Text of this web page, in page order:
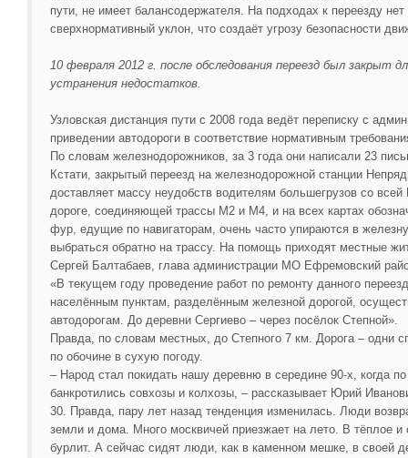
пути, не имеет балансодержателя. На подходах к переезду
сверхнормативный уклон, что создаёт угрозу безопасности
10 февраля 2012 г. после обследования переезд был закрыт
устранения недостатков.
Узловская дистанция пути с 2008 года ведёт переписку с
приведении автодороги в соответствие нормативным
По словам железнодорожников, за 3 года они написали 23
Кстати, закрытый переезд на железнодорожной станции
доставляет массу неудобств водителям большегрузов со
дороге, соединяющей трассы М2 и М4, и на всех картах
фур, едущие по навигаторам, очень часто упираются в
выбраться обратно на трассу. На помощь приходят местные
Сергей Балтабаев, глава администрации МО Ефремовский
«В текущем году проведение работ по ремонту данного
населённым пунктам, разделённым железной дорогой,
автодорогам. До деревни Сергиево – через посёлок Степной».
Правда, по словам местных, до Степного 7 км. Дорога – одни
по обочине в сухую погоду.
– Народ стал покидать нашу деревню в середине 90-х, когда
банкротились совхозы и колхозы, – рассказывает Юрий
30. Правда, пару лет назад тенденция изменилась. Люди
земли и дома. Много москвичей приезжает на лето. В тёплое и
бурлит. А сейчас сидят люди, как в каменном мешке, в своей